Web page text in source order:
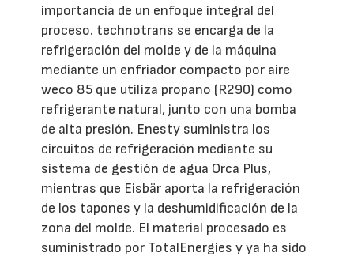
importancia de un enfoque integral del
proceso. technotrans se encarga de la
refrigeración del molde y de la máquina
mediante un enfriador compacto por aire
weco 85 que utiliza propano (R290) como
refrigerante natural, junto con una bomba
de alta presión. Enesty suministra los
circuitos de refrigeración mediante su
sistema de gestión de agua Orca Plus,
mientras que Eisbär aporta la refrigeración
de los tapones y la deshumidificación de la
zona del molde. El material procesado es
suministrado por TotalEnergies y ya ha sido